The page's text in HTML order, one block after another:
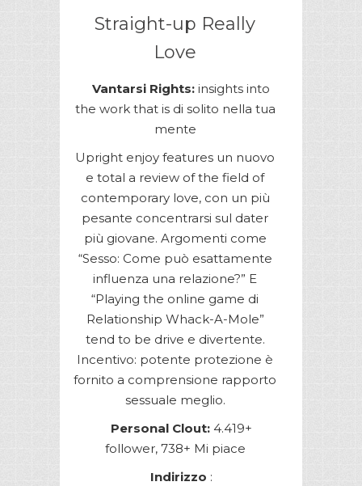
Straight-up Really
Love
Vantarsi Rights: insights into
the work that is di solito nella tua
mente
Upright enjoy features un nuovo
e total a review of the field of
contemporary love, con un più
pesante concentrarsi sul dater
più giovane. Argomenti come
“Sesso: Come può esattamente
influenza una relazione?” E
“Playing the online game di
Relationship Whack-A-Mole”
tend to be drive e divertente.
Incentivo: potente protezione è
fornito a comprensione rapporto
sessuale meglio.
Personal Clout: 4.419+
follower, 738+ Mi piace
Indirizzo :